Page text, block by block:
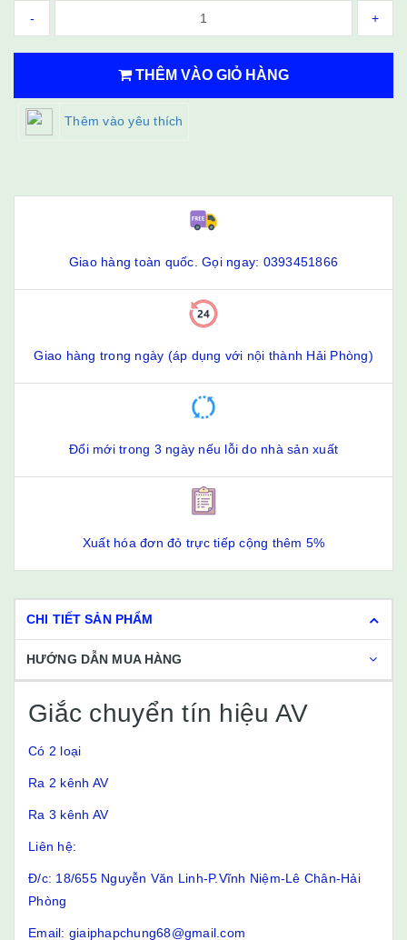
- +
THÊM VÀO GIỎ HÀNG
Thêm vào yêu thích
Giao hàng toàn quốc. Gọi ngay: 0393451866
Giao hàng trong ngày (áp dụng với nội thành Hải Phòng)
Đổi mới trong 3 ngày nếu lỗi do nhà sản xuất
Xuất hóa đơn đỏ trực tiếp cộng thêm 5%
CHI TIẾT SẢN PHẨM
HƯỚNG DẪN MUA HÀNG
Giắc chuyển tín hiệu AV
Có 2 loại
Ra 2 kênh AV
Ra 3 kênh AV
Liên hệ:
Đ/c: 18/655 Nguyễn Văn Linh-P.Vĩnh Niệm-Lê Chân-Hải
Phòng
Email: giaiphapchung68@gmail.com